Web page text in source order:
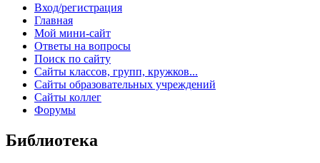
Вход/регистрация
Главная
Мой мини-сайт
Ответы на вопросы
Поиск по сайту
Сайты классов, групп, кружков...
Сайты образовательных учреждений
Сайты коллег
Форумы
Библиотека